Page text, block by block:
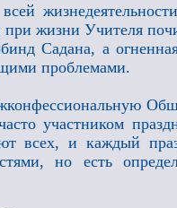
жизни Учителя
Садана, а
проблемами.
участником
всех, и каждый
но есть